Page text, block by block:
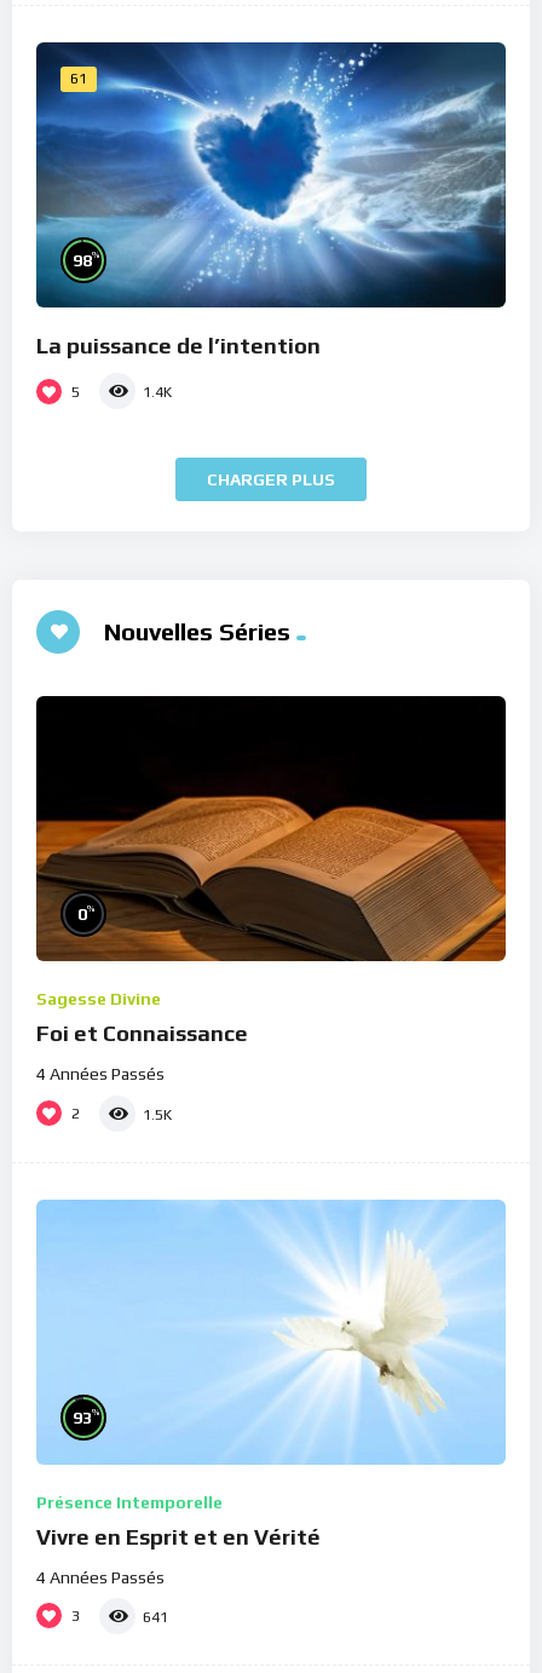
61
98%
La puissance de l’intention
5 1.4K
CHARGER PLUS
Nouvelles Séries
0%
Sagesse Divine
Foi et Connaissance
4 Années Passés
2 1.5K
93%
Présence Intemporelle
Vivre en Esprit et en Vérité
4 Années Passés
3 641